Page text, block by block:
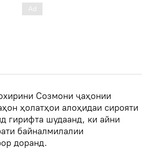
Созмони ҷаҳонии
ҳолатҳои алоҳидаи сирояти
гирифта шудаанд, ки айни
байналмилалии
доранд.